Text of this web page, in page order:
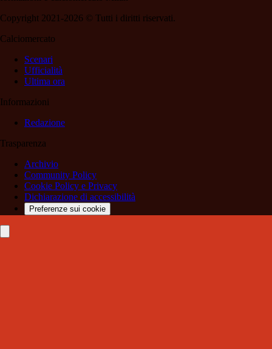
Copyright 2021-2026 © Tutti i diritti riservati.
Calciomercato
Scenari
Ufficialità
Ultima ora
Informazioni
Redazione
Trasparenza
Archivio
Community Policy
Cookie Policy e Privacy
Dichiarazione di accessibilità
Preferenze sui cookie